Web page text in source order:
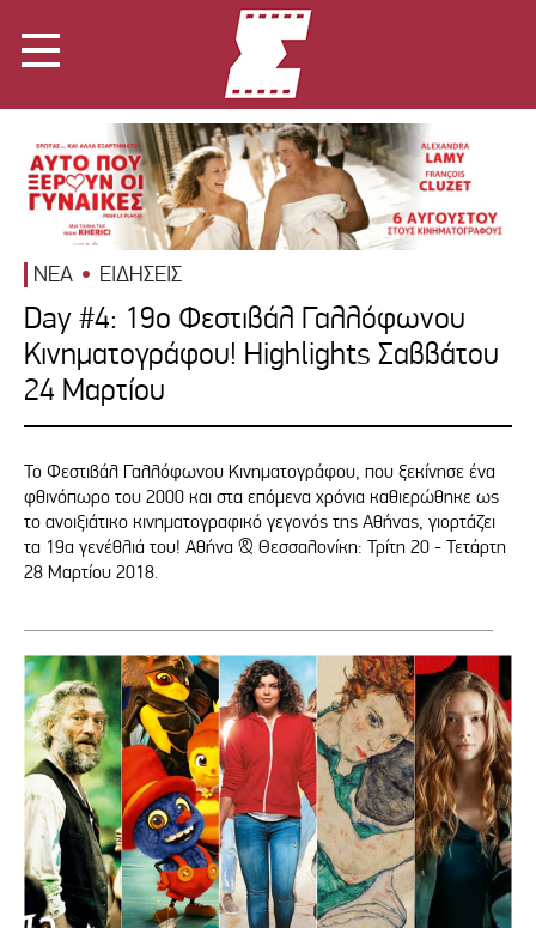
ΝΕΑ ΕΙΔΗΣΕΙΣ
Day #4: 19o Φεστιβάλ Γαλλόφωνου
Κινηματογράφου! Highlights Σαββάτου
24 Μαρτίου
Το Φεστιβάλ Γαλλόφωνου Κινηματογράφου, που ξεκίνησε ένα
φθινόπωρο του 2000 και στα επόμενα χρόνια καθιερώθηκε ως
το ανοιξιάτικο κινηματογραφικό γεγονός της Αθήνας, γιορτάζει
τα 19α γενέθλιά του! Αθήνα & Θεσσαλονίκη: Τρίτη 20 - Τετάρτη
28 Μαρτίου 2018.